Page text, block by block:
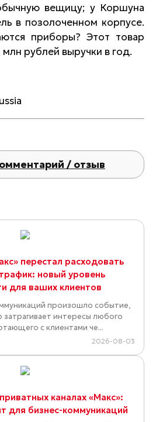
вещицу; у Коршуна
в позолоченном корпусе.
приборы? Этот товар
рублей выручки в год.
/ отзыв
перестал расходовать
новый уровень
для ваших клиентов
произошло событие,
интересы любого
с клиентами че...
2026-08-03
каналах «Макс»:
для бизнес-коммуникаций